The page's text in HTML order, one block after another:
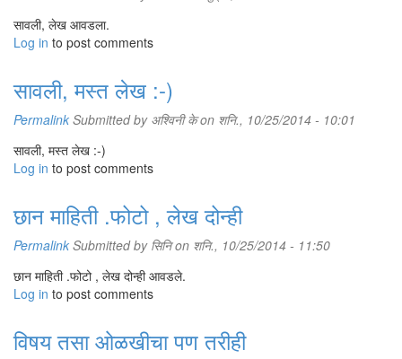
उपकरणावर ठरावीक कोनात सुरी ठेवून धार केली जाते. ते उपकरण उपलब्ध नसेल, तर
सिरॅमिकचे बाऊल उपडे ठेवून, त्याच्या खालच्या कडेवर घासून धार केली जाते. काही शेफ
दोन सेट ठेवून आलटून पालटून सुऱ्या वापरतात. धार काढलेली सुरी लगेच दुसऱ्या दिवशी
गेल्या काही वर्षांत सिरॅमिकच्या सुऱ्याही उपलब्ध झाल्या आहेत. अतिशय पातळ पातीच्या
या सुर्‍या पांढऱ्या, काळ्या किंवा इतर रंगातही उपलब्ध असतात. धातूच्या सुरीने पालेभाज्या
किंवा इतर गोष्टी कापल्यावर त्या धातूचा पदार्थाशी संयोग होऊन काही वेळा पदार्थाची चव
बदलते किंवा त्यातील उपयुक्त घटकांचा ऱ्हास होतो, असे म्हणतात. या सिरॅमिक सुऱ्यांमुळे
हे टाळले जाते. पण या सुऱ्या भलत्याच ठिसूळ असतात. आपल्या टाइल्स्‌च्या जमिनीवर
आपटल्या की हमखास टोके तुटतात.
सावली, लेख आवडला.
Log in to post comments
सावली, मस्त लेख :-)
Permalink Submitted by अश्विनी केon शनि., 10/25/2014 - 10:01
सावली, मस्त लेख :-)
Log in to post comments
छान माहिती .फोटो , लेख दोन्ही
Permalink Submitted by सिनिon शनि., 10/25/2014 - 11:50
छान माहिती .फोटो , लेख दोन्ही आवडले.
Log in to post comments
विषय तसा ओळखीचा पण तरीही